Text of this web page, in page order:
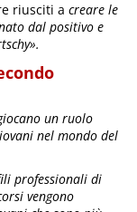
riusciti acreare le
dal positivo e
un ruolo
nel mondo del
professionali di
vengono